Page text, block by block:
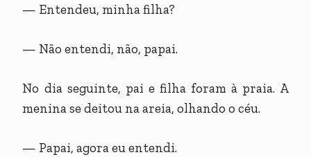
— Entendeu, minha filha?
— Não entendi, não, papai.
No dia seguinte, pai e filha foram à praia. A
menina se deitou na areia, olhando o céu.
— Papai, agora eu entendi.